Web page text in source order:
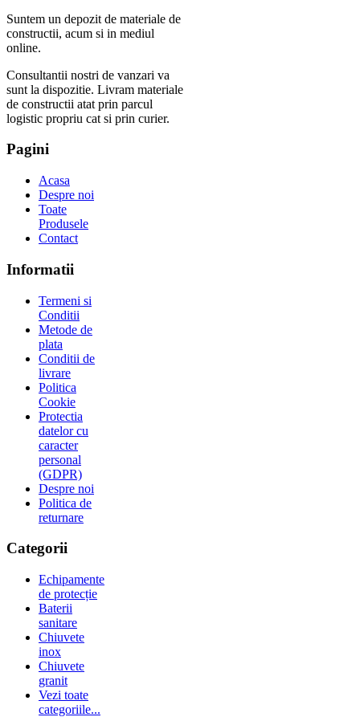
Suntem un depozit de materiale de
constructii, acum si in mediul
online.
Consultantii nostri de vanzari va
sunt la dispozitie. Livram materiale
de constructii atat prin parcul
logistic propriu cat si prin curier.
Pagini
Acasa
Despre noi
Toate
Produsele
Contact
Informatii
Termeni si
Conditii
Metode de
plata
Conditii de
livrare
Politica
Cookie
Protectia
datelor cu
caracter
personal
(GDPR)
Despre noi
Politica de
returnare
Categorii
Echipamente
de protecție
Baterii
sanitare
Chiuvete
inox
Chiuvete
granit
Vezi toate
categoriile...